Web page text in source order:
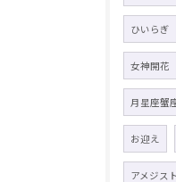
ひいらぎ
女神開花
月星座蟹
お迎え
アメジスト